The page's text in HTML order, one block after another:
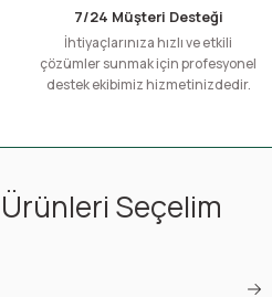
7/24 Müşteri Desteği
İhtiyaçlarınıza hızlı ve etkili
çözümler sunmak için profesyonel
destek ekibimiz hizmetinizdedir.
Seçelim